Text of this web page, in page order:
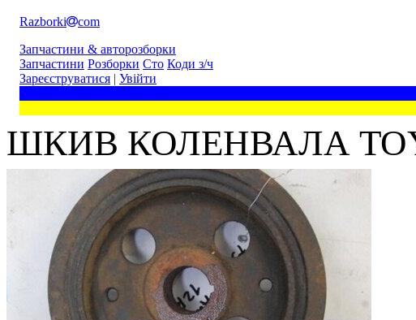
Razborki
com
Запчастини & авторозборки
Запчастини Розборки Сто Коди з/ч
Зареєструватися | Увійти
ШКИВ КОЛЕНВАЛА